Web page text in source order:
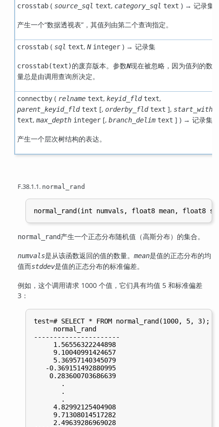
crosstab( source_sql text, category_sql text ) → 记录集
产生一个“数据透视表”，其值列由第二个查询指定。
crosstab( sql text, N integer) → 记录集
crosstab(text)的废弃版本。参数N现在被忽略，因为值列的数
量总是由调用查询所决定。
connectby( relname text, keyid_fld text,
parent_keyid_fld text [, orderby_fld text ], start_with
text, max_depth integer[, branch_delim text ] ) → 记录集
产生一个层次树结构的表达。
F.38.1.1. normal_rand
normal_rand产生一个正态分布随机值（高斯分布）的集合。
numvals是从该函数返回的值的数量。mean是值的正态分布的均
值而stddev是值的正态分布的标准偏差。
例如，这个调用请求 1000 个值，它们具有均值 5 和标准偏差
3：
test=# SELECT * FROM normal_rand(1000, 5, 3);
     normal_rand
----------------------
     1.56556322244898
     9.10040991424657
     5.36957140345079
   -0.369151492880995
    0.283600703686639
       .
       .
       .
     4.82992125404908
     9.71308014517282
     2.49639286969028